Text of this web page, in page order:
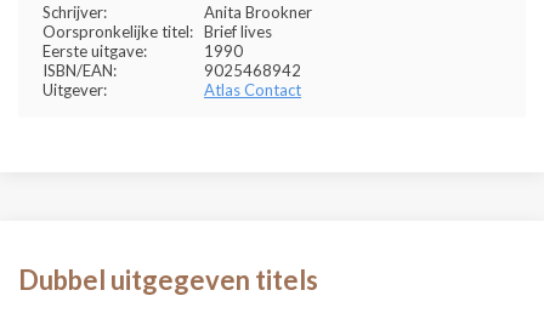
Schrijver:
Anita Brookner
Oorspronkelijke titel: Brief lives
Eerste uitgave:
1990
ISBN/EAN:
9025468942
Uitgever:
Atlas Contact
Dubbel uitgegeven titels